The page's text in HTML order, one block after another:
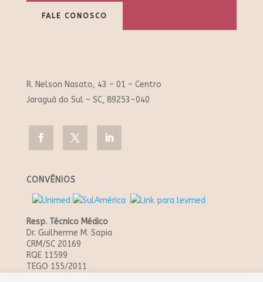
FALE CONOSCO
R. Nelson Nasato, 43 – 01 – Centro
Jaraguá do Sul – SC, 89253-040
CONVÊNIOS
Resp. Técnico Médico
Dr. Guilherme M. Sapia
CRM/SC 20169
RQE 11599
TEGO 155/2011